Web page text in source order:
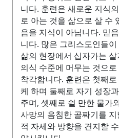
니다. 훈련은 새로운 지식
로 아는 것을 삶으로 살 수
음을 지식이 아닙니다. 믿
니다. 많은 그리스도인들
삶의 현장에서 십자가는
의식 수준에 머무는 것으
착각합니다. 훈련은 첫째
케 하며 둘째로 자기 성장
주며, 셋째로 쉴 만한 물가
사망의 음침한 골짜기를
적 자세와 방향을 견지할